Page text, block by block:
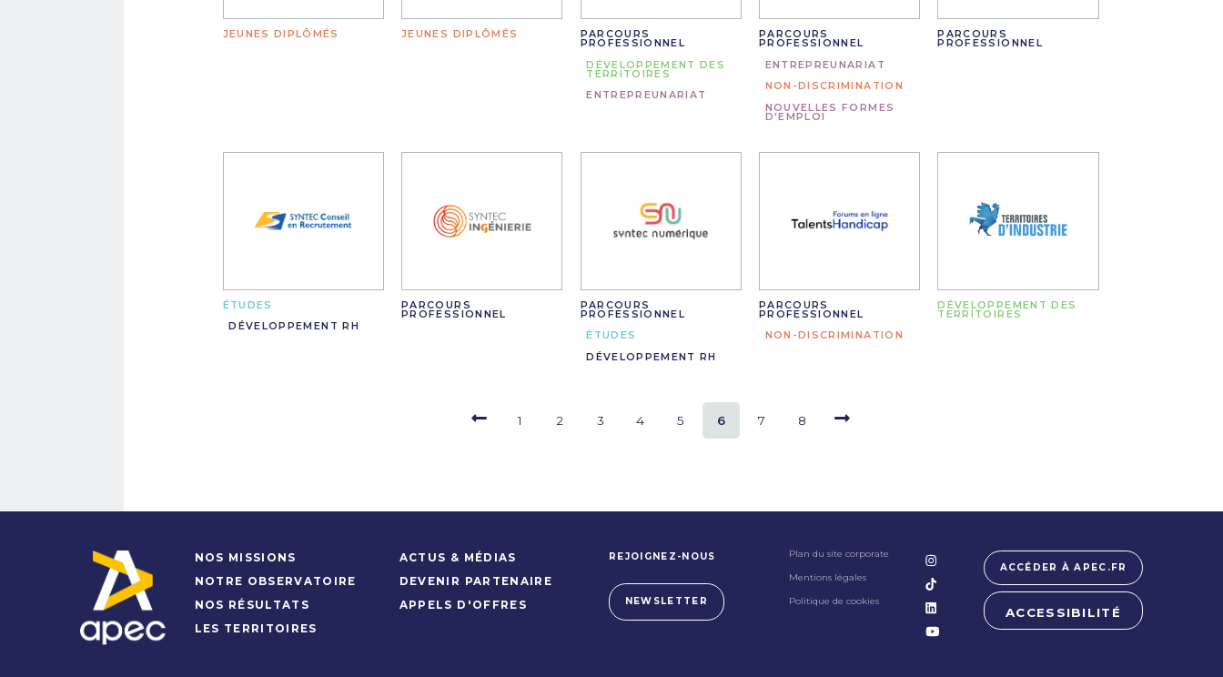
JEUNES DIPLÔMÉS JEUNES DIPLÔMÉS PARCOURS
PROFESSIONNEL
DÉVELOPPEMENT DES
TERRITOIRES
ENTREPREUNARIAT
PARCOURS
PROFESSIONNEL
ENTREPREUNARIAT
NON-DISCRIMINATION
NOUVELLES FORMES
D'EMPLOI
PARCOURS
PROFESSIONNEL
ÉTUDES
DÉVELOPPEMENT RH
PARCOURS
PROFESSIONNEL
PARCOURS
PROFESSIONNEL
ÉTUDES
DÉVELOPPEMENT RH
PARCOURS
PROFESSIONNEL
NON-DISCRIMINATION
DÉVELOPPEMENT DES
TERRITOIRES
1 2 3 4 5 6 7 8
NOS MISSIONS
NOTRE OBSERVATOIRE
NOS RÉSULTATS
LES TERRITOIRES
ACTUS & MÉDIAS
DEVENIR PARTENAIRE
APPELS D'OFFRES
REJOIGNEZ-NOUS
NEWSLETTER
Plan du site corporate
Mentions légales
Politique de cookies
ACCÉDER À APEC.FR
ACCESSIBILITÉ